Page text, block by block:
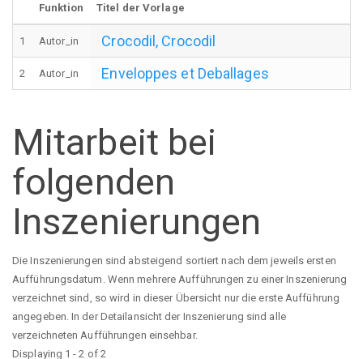
Funktion Titel der Vorlage
1 Autor_in Crocodil, Crocodil
2 Autor_in Enveloppes et Deballages
Mitarbeit bei
folgenden
Inszenierungen
Die Inszenierungen sind absteigend sortiert nach dem jeweils ersten
Aufführungsdatum. Wenn mehrere Aufführungen zu einer Inszenierung
verzeichnet sind, so wird in dieser Übersicht nur die erste Aufführung
angegeben. In der Detailansicht der Inszenierung sind alle
verzeichneten Aufführungen einsehbar.
Displaying 1 - 2 of 2